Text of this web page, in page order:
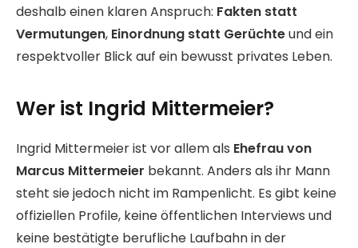
deshalb einen klaren Anspruch: Fakten statt
Vermutungen, Einordnung statt Gerüchteund ein
respektvoller Blick auf ein bewusst privates Leben.
Wer ist Ingrid Mittermeier?
Ingrid Mittermeier ist vor allem als Ehefrau von
Marcus Mittermeier bekannt. Anders als ihr Mann
steht sie jedoch nicht im Rampenlicht. Es gibt keine
offiziellen Profile, keine öffentlichen Interviews und
keine bestätigte berufliche Laufbahn in der